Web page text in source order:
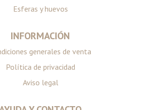
Esferas y huevos
INFORMACIÓN
generales de venta
Política de privacidad
Aviso legal